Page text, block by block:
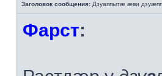
Заголовок сообщения: Дзуаппытæ æви
Фарст: